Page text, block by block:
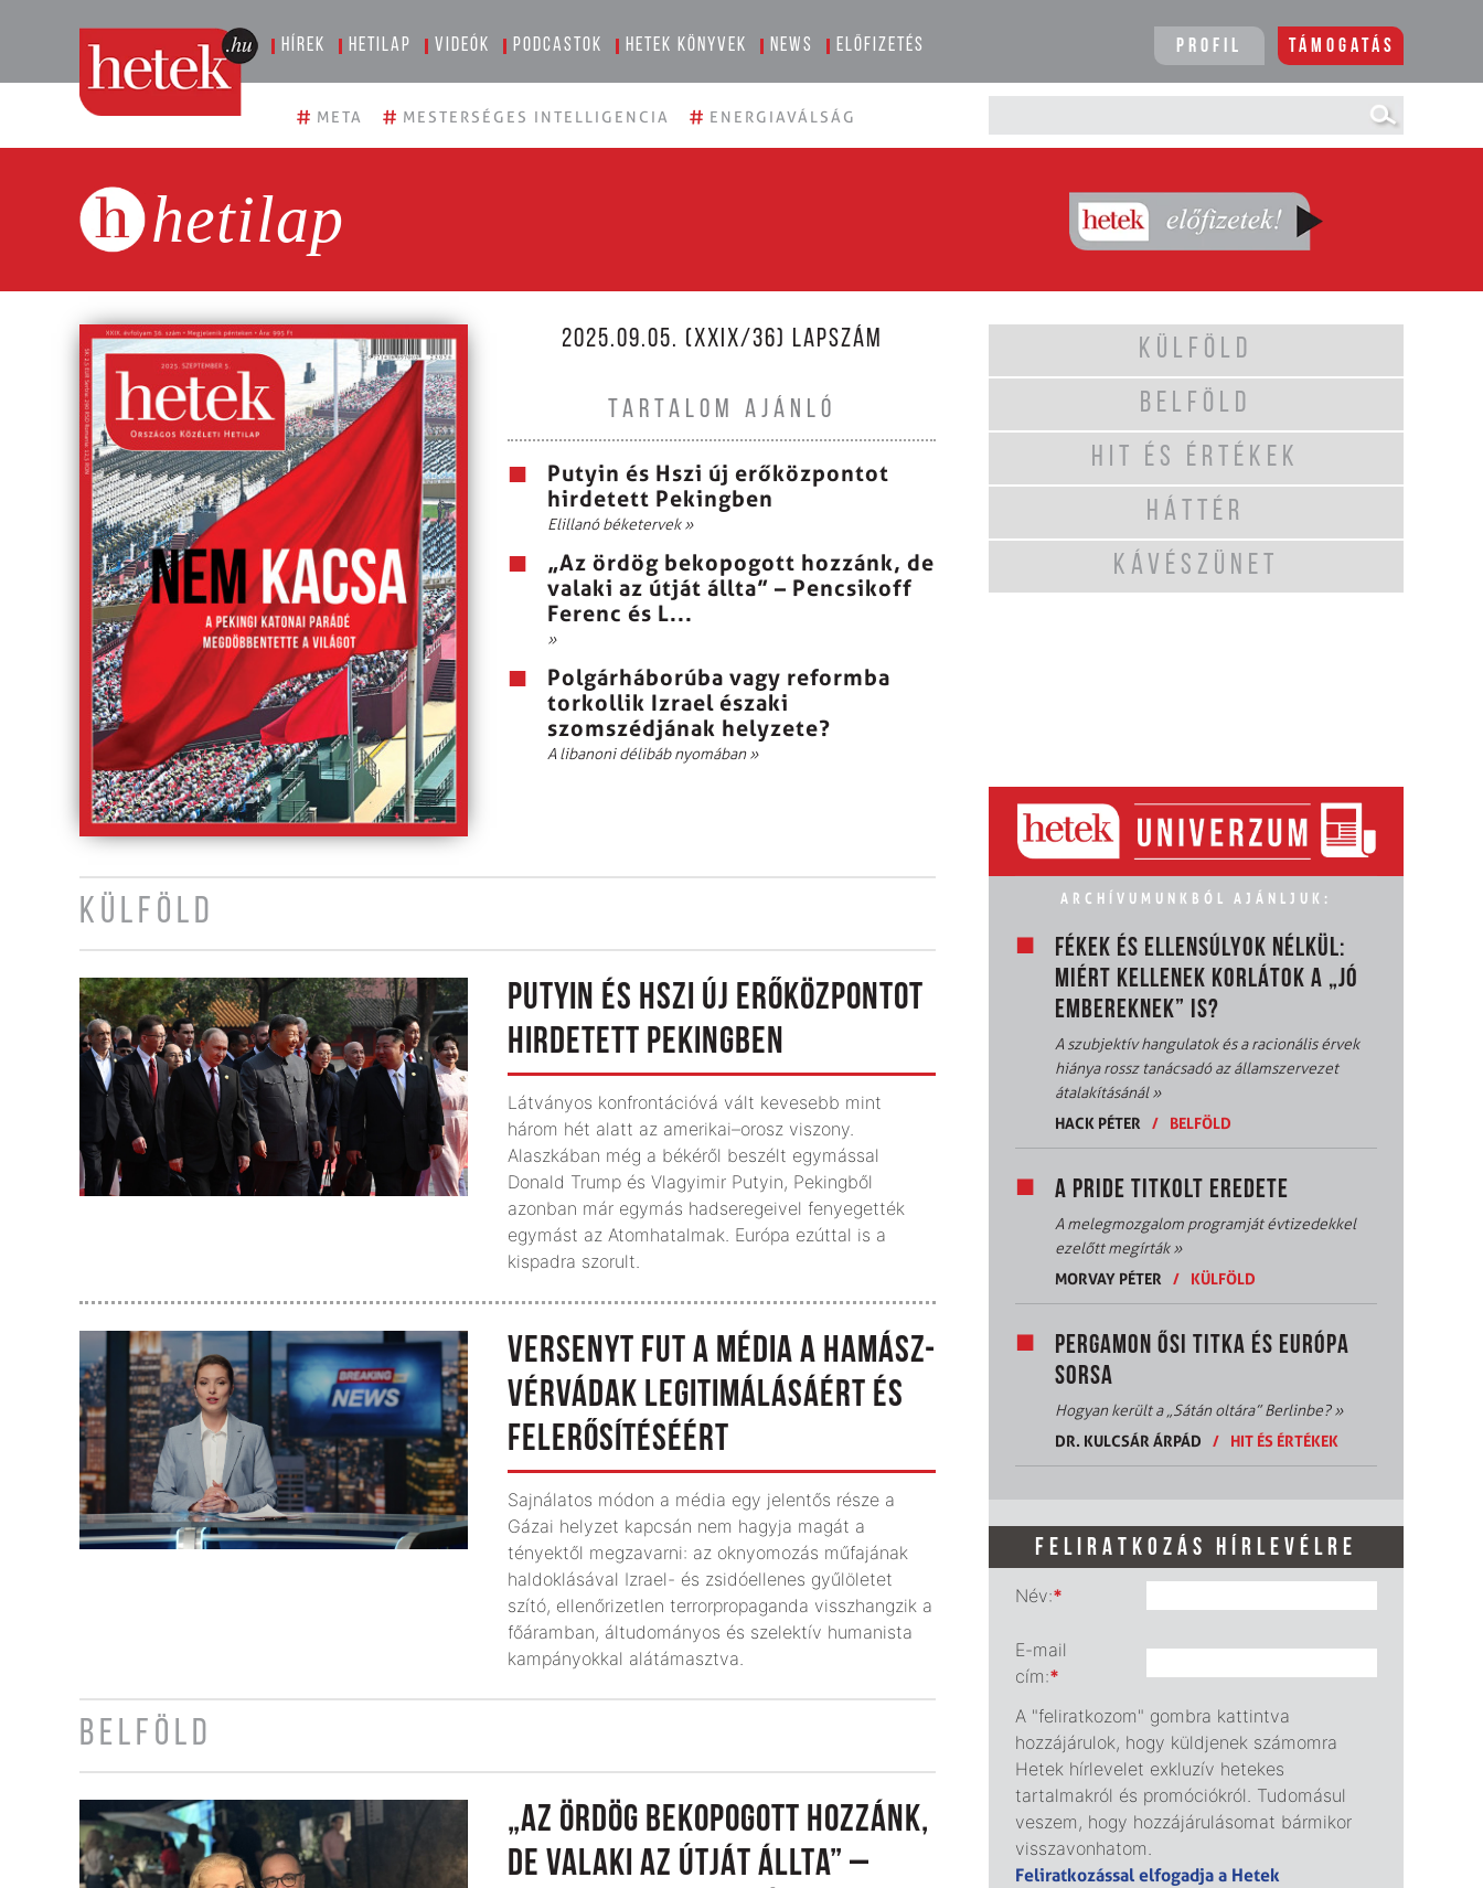
Hírek Hetilap Videók Podcastok Hetek könyvek News Előfizetés Profil Támogatás
# META # MESTERSÉGES INTELLIGENCIA # ENERGIAVÁLSÁG
hetilap
2025.09.05. (XXIX/36) LAPSZÁM
TARTALOM AJÁNLÓ
Putyin és Hszi új erőközpontot
hirdetett Pekingben
Elillanó béketervek»
„Az ördög bekopogott hozzánk, de
valaki az útját állta” – Pencsikoff
Ferenc és L...
»
Polgárháborúba vagy reformba
torkollik Izrael északi
szomszédjának helyzete?
A libanoni délibáb nyomában»
KÜLFÖLD
PUTYIN ÉS HSZI ÚJ ERŐKÖZPONTOT
HIRDETETT PEKINGBEN
Látványos konfrontációvá vált kevesebb mint
három hét alatt az amerikai–orosz viszony.
Alaszkában még a békéről beszélt egymással
Donald Trump és Vlagyimir Putyin, Pekingből
azonban már egymás hadseregeivel fenyegették
egymást az Atom­hatalmak. Európa ezúttal is a
kispadra szorult.
VERSENYT FUT A MÉDIA A HAMÁSZ-
VÉRVÁDAK LEGITIMÁLÁSÁÉRT ÉS
FELERŐSÍTÉSÉÉRT
Sajnálatos módon a média egy jelentős része a
Gázai helyzet kapcsán nem hagyja magát a
tényektől megzavarni: az oknyomozás műfajának
haldoklásával Izrael- és zsidóellenes gyűlöletet
szító, ellenőrizetlen terrorpropaganda visszhangzik a
főáramban, áltudományos és szelektív humanista
kampányokkal alátámasztva.
BELFÖLD
„AZ ÖRDÖG BEKOPOGOTT HOZZÁNK,
DE VALAKI AZ ÚTJÁT ÁLLTA” –
KÜLFÖLD
BELFÖLD
HIT ÉS ÉRTÉKEK
HÁTTÉR
KÁVÉSZÜNET
ARCHÍVUMUNKBÓL AJÁNLJUK:
FÉKEK ÉS ELLENSÚLYOK NÉLKÜL:
MIÉRT KELLENEK KORLÁTOK A „JÓ
EMBEREKNEK” IS?
A szubjektív hangulatok és a racionális érvek
hiánya rossz tanácsadó az államszervezet
átalakításánál»
HACK PÉTER
/ BELFÖLD
A PRIDE TITKOLT EREDETE
A melegmozgalom programját évtizedekkel
ezelőtt megírták»
MORVAY PÉTER
/ KÜLFÖLD
PERGAMON ŐSI TITKA ÉS EURÓPA
SORSA
Hogyan került a „Sátán oltára” Berlinbe?»
DR. KULCSÁR ÁRPÁD
/ HIT ÉS ÉRTÉKEK
FELIRATKOZÁS HÍRLEVÉLRE
Név:*
E-mail
cím:*
A "feliratkozom" gombra kattintva
hozzájárulok, hogy küldjenek számomra
Hetek hírlevelet exkluzív hetekes
tartalmakról és promóciókról. Tudomásul
veszem, hogy hozzájárulásomat bármikor
visszavonhatom.
Feliratkozással elfogadja a Hetek